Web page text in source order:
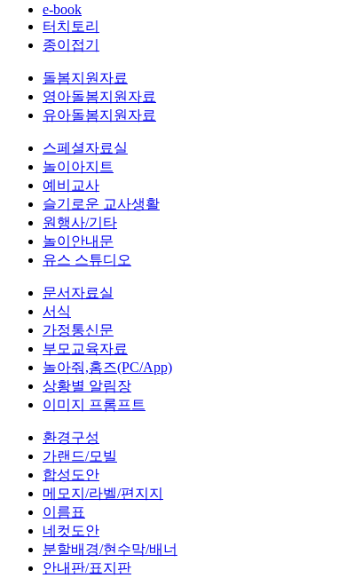
e-book
터치토리
종이접기
돌봄지원자료
영아돌봄지원자료
유아돌봄지원자료
스페셜자료실
놀이아지트
예비교사
슬기로운 교사생활
원행사/기타
놀이안내문
유스 스튜디오
문서자료실
서식
가정통신문
부모교육자료
놀아줘,홈즈(PC/App)
상황별 알림장
이미지 프롬프트
환경구성
가랜드/모빌
합성도안
메모지/라벨/편지지
이름표
네컷도안
분할배경/현수막/배너
안내판/표지판